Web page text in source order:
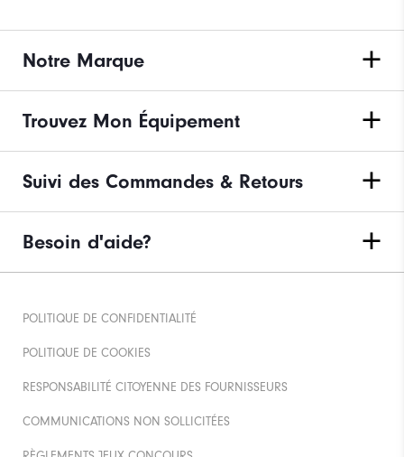
Notre Marque
Trouvez Mon Équipement
Suivi des Commandes & Retours
Besoin d'aide?
POLITIQUE DE CONFIDENTIALITÉ
POLITIQUE DE COOKIES
RESPONSABILITÉ CITOYENNE DES FOURNISSEURS
COMMUNICATIONS NON SOLLICITÉES